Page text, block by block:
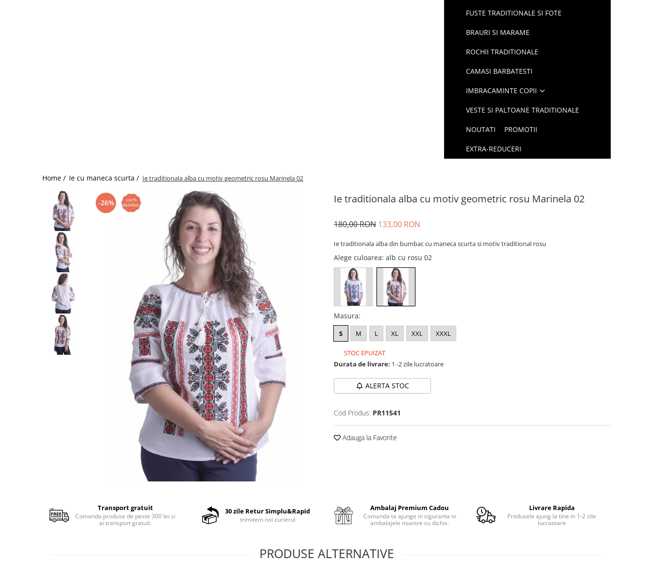
FUSTE TRADITIONALE SI FOTE
BRAURI SI MARAME
ROCHII TRADITIONALE
CAMASI BARBATESTI
IMBRACAMINTE COPII
VESTE SI PALTOANE TRADITIONALE
NOUTATI PROMOTII
EXTRA-REDUCERI
Home / Ie cu maneca scurta / Ie traditionala alba cu motiv geometric rosu Marinela 02
Ie traditionala alba cu motiv geometric rosu Marinela 02
-26%
180,00 RON 133,00 RON
Ie traditionala alba din bumbac cu maneca scurta si motiv traditional rosu
Alege culoarea: alb cu rosu 02
Masura:
S M L XL XXL XXXL
STOC EPUIZAT
Durata de livrare: 1 -2 zile lucratoare
ALERTA STOC
Cod Produs: PR11541
Adauga la Favorite
Transport gratuit
Comanda produse de peste 300 lei si
ai transport gratuit.
30 zile Retur Simplu&Rapid
trimitem noi curierul
Ambalaj Premium Cadou
Comanda ta ajunge in siguranta in
ambalajele noastre cu dichis.
Livrare Rapida
Produsele ajung la tine in 1-2 zile
lucratoare
PRODUSE ALTERNATIVE